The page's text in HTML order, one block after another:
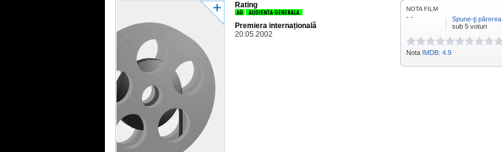
Rating
Premiera internațională
20.05.2002
NOTA FILM
- -
Spune-ţi părerea
sub 5 voturi
Nota IMDB: 4.9